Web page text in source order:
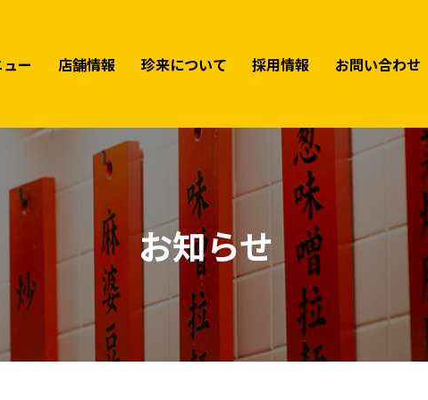
ー 店舗情報 珍来について 採用情報 お問い合わせ
お知らせ